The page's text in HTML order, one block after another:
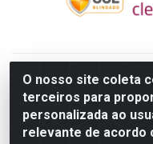
O nosso site coleta
terceiros para
personalizada ao
relevante de acordo
KarneKeijo Logistica
- Barro, Recife/PE,
Estados atendidos